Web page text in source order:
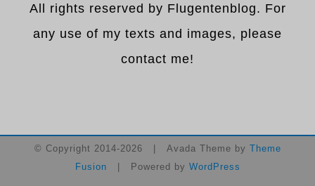
All rights reserved by Flugentenblog. For
any use of my texts and images, please
contact me!
© Copyright 2014-2026 | Avada Theme by Theme
Fusion | Powered by WordPress